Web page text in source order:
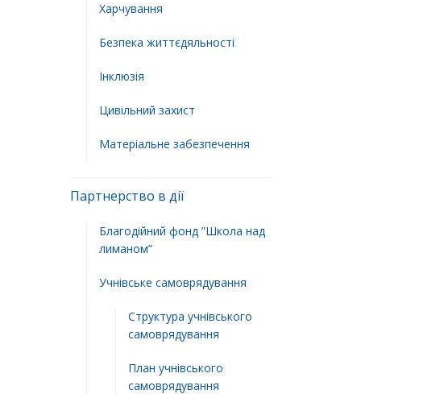
Харчування
Безпека життєдяльності
Інклюзія
Цивільний захист
Матеріальне забезпечення
Партнерство в дії
Благодійний фонд ”Школа над
лиманом”
Учнівське самоврядування
Структура учнiвського
самоврядування
План учнiвського
самоврядування